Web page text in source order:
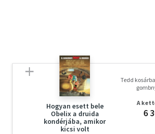
Hogyan esett bele
Obelix a druida
kondérjába, amikor
kicsi volt
Tedd
A
6